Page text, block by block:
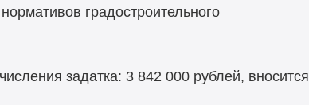
градостроительного
задатка: 3 842 000 рублей, вносится